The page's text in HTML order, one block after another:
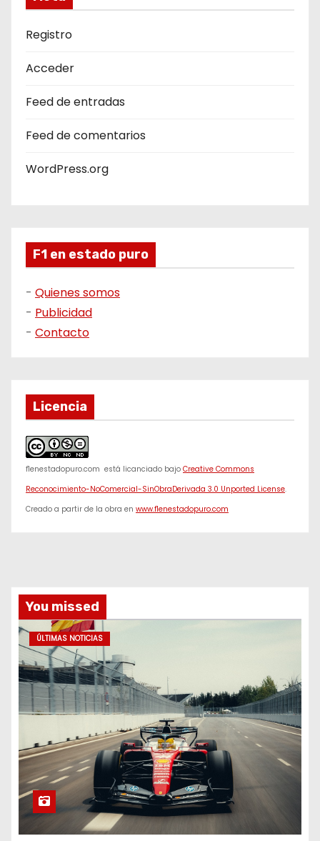
Registro
Acceder
Feed de entradas
Feed de comentarios
WordPress.org
F1 en estado puro
- Quienes somos
- Publicidad
- Contacto
Licencia
f1enestadopuro.com está licanciado bajo Creative Commons
Reconocimiento-NoComercial-SinObraDerivada 3.0 Unported License.
Creado a partir de la obra en www.f1enestadopuro.com
You missed
ÚLTIMAS NOTICIAS